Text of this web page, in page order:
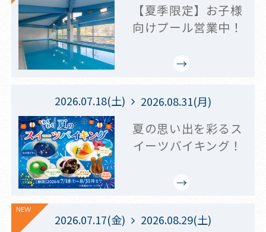
【夏季限定】お子様
向けプール営業中！
2026.07.18(土) 2026.08.31(月)
夏の思い出を彩るス
イーツバイキング！
NEW
2026.07.17(金) 2026.08.29(土)